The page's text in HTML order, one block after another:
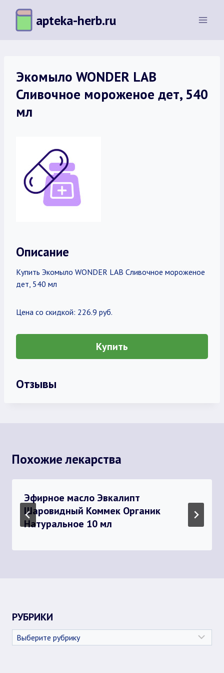
Перейти
содержимому
apteka-herb.ru
Экомыло WONDER LAB
Сливочное мороженое дет, 540
мл
Описание
Купить Экомыло WONDER LAB Сливочное мороженое
дет, 540 мл
Цена со скидкой: 226.9 руб.
Купить
Отзывы
Похожие лекарства
Эфирное масло Эвкалипт
Шаровидный Коммек Органик
Натуральное 10 мл
РУБРИКИ
Рубрики